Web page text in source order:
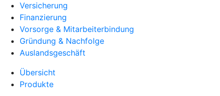
Versicherung
Finanzierung
Vorsorge & Mitarbeiterbindung
Gründung & Nachfolge
Auslandsgeschäft
Übersicht
Produkte